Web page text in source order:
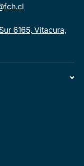
6165, Vitacura,